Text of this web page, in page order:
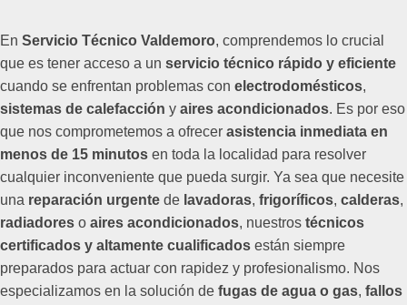
En Servicio Técnico Valdemoro, comprendemos lo crucial
que es tener acceso a un servicio técnico rápido y eficiente
cuando se enfrentan problemas con electrodomésticos,
sistemas de calefacción y aires acondicionados. Es por eso
que nos comprometemos a ofrecer asistencia inmediata en
menos de 15 minutos en toda la localidad para resolver
cualquier inconveniente que pueda surgir. Ya sea que necesite
una reparación urgente de lavadoras, frigoríficos, calderas,
radiadores o aires acondicionados, nuestros técnicos
certificados y altamente cualificados están siempre
preparados para actuar con rapidez y profesionalismo. Nos
especializamos en la solución de fugas de agua o gas, fallos